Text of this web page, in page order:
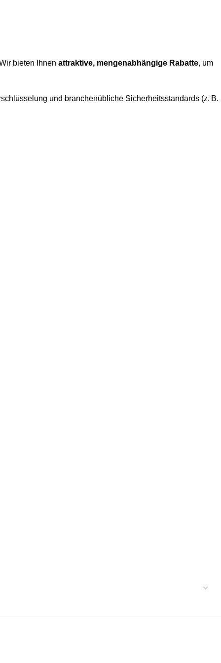
bieten Ihnen attraktive, mengenabhängige Rabatte, um
und branchenübliche Sicherheitsstandards (z. B.